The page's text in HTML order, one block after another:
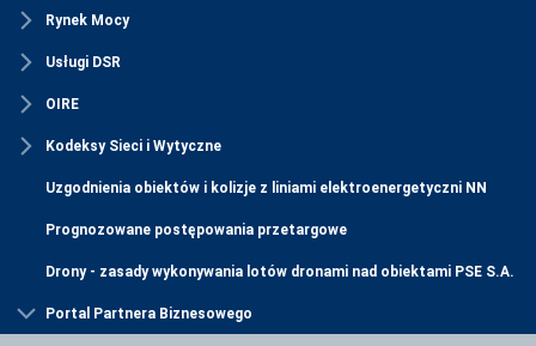
Rynek Mocy
Usługi DSR
OIRE
Kodeksy Sieci i Wytyczne
Uzgodnienia obiektów i kolizje z liniami elektroenergetyczni NN
Prognozowane postępowania przetargowe
Drony - zasady wykonywania lotów dronami nad obiektami PSE S.A.
Portal Partnera Biznesowego